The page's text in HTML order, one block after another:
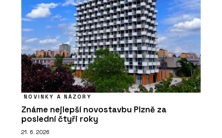
NOVINKY A NÁZORY
Známe nejlepší novostavbu Plzně za
poslední čtyři roky
21. 6. 2026